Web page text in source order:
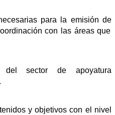
para la emisión de
con las áreas que
del sector de apoyatura
y objetivos con el nivel